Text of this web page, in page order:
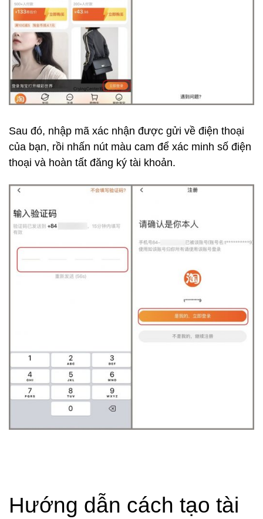
Sau đó, nhập mã xác nhận được gửi về điện thoại
của bạn, rồi nhấn nút màu cam để xác minh số điện
thoại và hoàn tất đăng ký tài khoản.
Hướng dẫn cách tạo tài